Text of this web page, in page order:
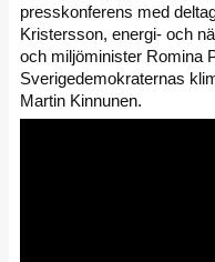
presskonferens med
Kristersson, energi- och
och miljöminister Romina
Sverigedemokraternas
Martin Kinnunen.